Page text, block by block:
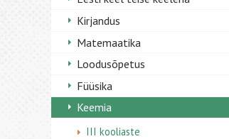
Kirjandus
Matemaatika
Loodusõpetus
Füüsika
Keemia
III kooliaste